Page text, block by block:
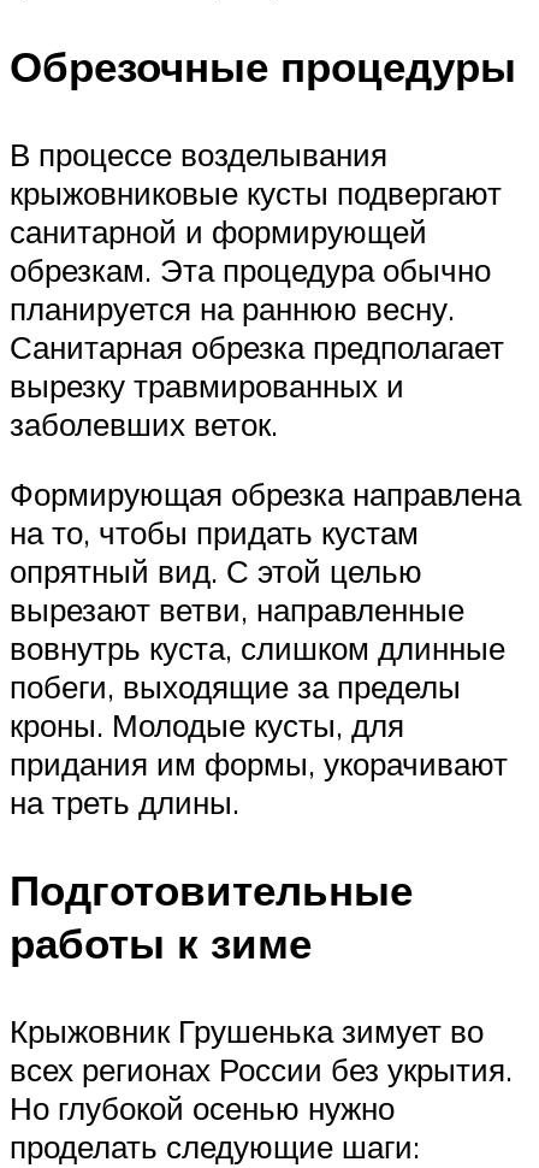
Обрезочные процедуры
В процессе возделывания
крыжовниковые кусты подвергают
санитарной и формирующей
обрезкам. Эта процедура обычно
планируется на раннюю весну.
Санитарная обрезка предполагает
вырезку травмированных и
заболевших веток.
Формирующая обрезка направлена
на то, чтобы придать кустам
опрятный вид. С этой целью
вырезают ветви, направленные
вовнутрь куста, слишком длинные
побеги, выходящие за пределы
кроны. Молодые кусты, для
придания им формы, укорачивают
на треть длины.
Подготовительные
работы к зиме
Крыжовник Грушенька зимует во
всех регионах России без укрытия.
Но глубокой осенью нужно
проделать следующие шаги: